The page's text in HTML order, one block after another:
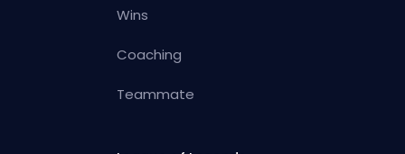
Wins
Coaching
Teammate